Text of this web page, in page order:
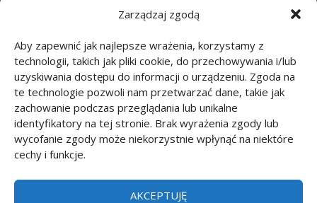
Zarządzaj zgodą
Aby zapewnić jak najlepsze wrażenia, korzystamy z
technologii, takich jak pliki cookie, do przechowywania i/lub
uzyskiwania dostępu do informacji o urządzeniu. Zgoda na
te technologie pozwoli nam przetwarzać dane, takie jak
zachowanie podczas przeglądania lub unikalne
identyfikatory na tej stronie. Brak wyrażenia zgody lub
wycofanie zgody może niekorzystnie wpłynąć na niektóre
cechy i funkcje.
AKCEPTUJĘ
Zeichnen Tutorials: Comics(46)
Zeichnen Tutorials: Körper(27)
Zeichnen Tutorials: Lebensmittel (10)
Zeichnen Tutorials: Tiere(83)
Zeichnen Tutorials: Transport
Zeichnen Tutorials: Waffe(12)